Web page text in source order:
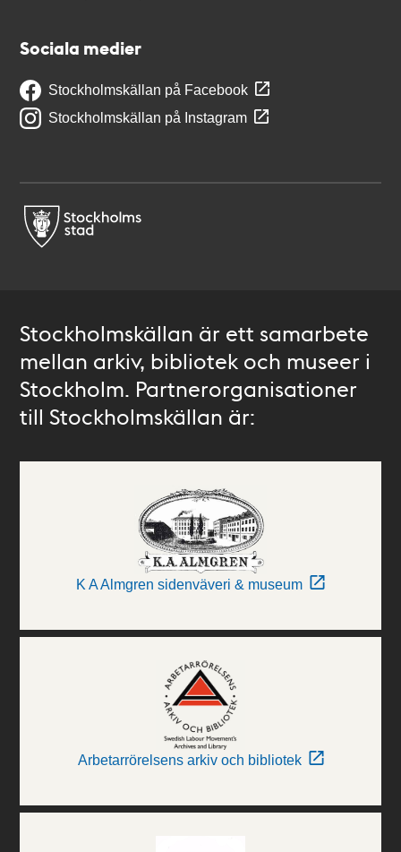
Sociala medier
Stockholmskällan på Facebook
Stockholmskällan på Instagram
Stockholmskällan är ett samarbete
mellan arkiv, bibliotek och museer i
Stockholm. Partnerorganisationer
till Stockholmskällan är:
K A Almgren sidenväveri & museum
Arbetarrörelsens arkiv och bibliotek